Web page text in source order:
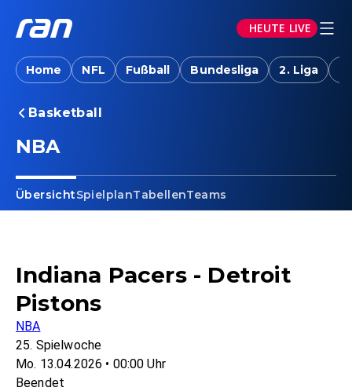
HEUTE LIVE
Home NFL Fußball Bundesliga 2. Liga
Basketball
NBA
ÜbersichtSpielplanTabellenTeams
Indiana Pacers - Detroit
Pistons
NBA
25. Spielwoche
Mo. 13.04.2026 • 00:00 Uhr
Beendet